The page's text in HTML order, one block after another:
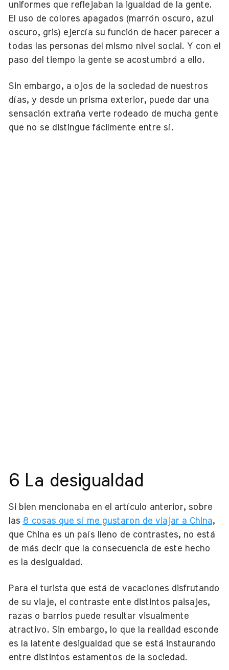
uniformes que reflejaban la igualdad de la gente.
El uso de colores apagados (marrón oscuro, azul
oscuro, gris) ejercía su función de hacer parecer a
todas las personas del mismo nivel social. Y con el
paso del tiempo la gente se acostumbró a ello.
Sin embargo, a ojos de la sociedad de nuestros
días, y desde un prisma exterior, puede dar una
sensación extraña verte rodeado de mucha gente
que no se distingue fácilmente entre sí.
6 La desigualdad
Si bien mencionaba en el artículo anterior, sobre
las 8 cosas que sí me gustaron de viajar a China,
que China es un país lleno de contrastes, no está
de más decir que la consecuencia de este hecho
es la desigualdad.
Para el turista que está de vacaciones disfrutando
de su viaje, el contraste ente distintos paisajes,
razas o barrios puede resultar visualmente
atractivo. Sin embargo, lo que la realidad esconde
es la latente desigualdad que se está instaurando
entre distintos estamentos de la sociedad.